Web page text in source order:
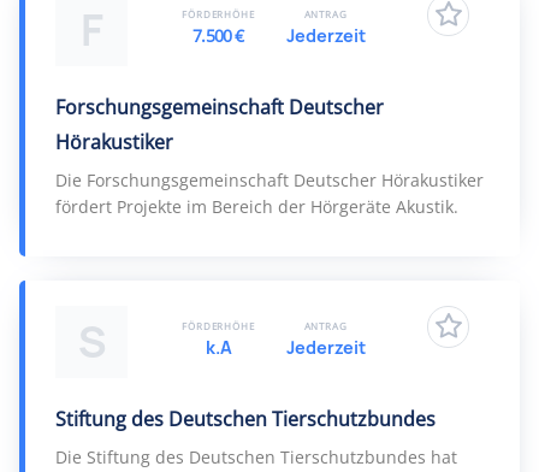
F
Forschungsgemeinschaft Deutscher
Hörakustiker
Die Forschungsgemeinschaft Deutscher Hörakustiker
fördert Projekte im Bereich der Hörgeräte Akustik.
FÖRDERHÖHE
7.500 €
ANTRAG
Jederzeit
S
Stiftung des Deutschen Tierschutzbundes
Die Stiftung des Deutschen Tierschutzbundes hat
FÖRDERHÖHE
k.A
ANTRAG
Jederzeit